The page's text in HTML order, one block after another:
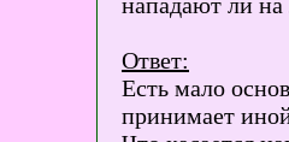
Ответ:
Есть мало
принимает